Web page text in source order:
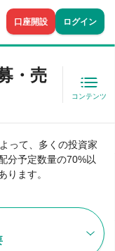
口座開設 ログイン
・売
コンテンツ
って、多くの投資家
分予定数量の70%以
ります。